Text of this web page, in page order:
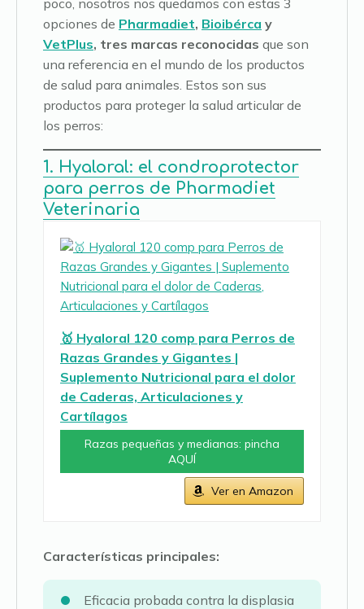
opciones de Pharmadiet, Bioibérca y
VetPlus, tres marcas reconocidas que son
una referencia en el mundo de los productos
de salud para animales. Estos son sus
productos para proteger la salud articular de
los perros:
1. Hyaloral: el condroprotector
para perros de Pharmadiet
Veterinaria
🥇 Hyaloral 120 comp para Perros de
Razas Grandes y Gigantes |
Suplemento Nutricional para el dolor
de Caderas, Articulaciones y
Cartílagos
Razas pequeñas y medianas: pincha
AQUÍ
Ver en Amazon
Características principales:
Eficacia probada contra la displasia